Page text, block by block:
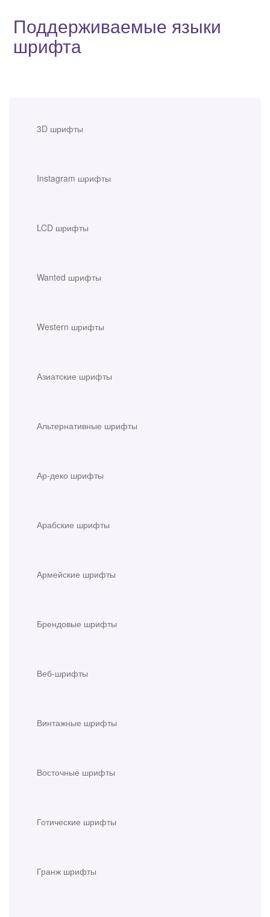
3D шрифты
Instagram шрифты
LCD шрифты
Wanted шрифты
Western шрифты
Азиатские шрифты
Альтернативные шрифты
Ар-деко шрифты
Арабские шрифты
Армейские шрифты
Брендовые шрифты
Веб-шрифты
Винтажные шрифты
Восточные шрифты
Готические шрифты
Гранж шрифты
Поддерживаемые языки
шрифта